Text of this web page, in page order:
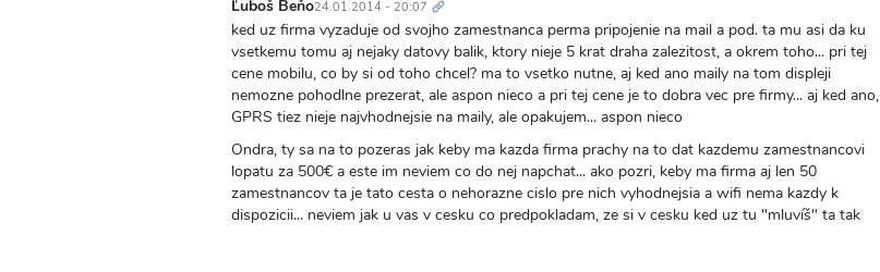
Ľuboš Beňo24.01.2014 - 20:07
ked uz firma vyzaduje od svojho zamestnanca perma pripojenie na mail a pod. ta mu asi da ku
vsetkemu tomu aj nejaky datovy balik, ktory nieje 5 krat draha zalezitost, a okrem toho... pri tej
cene mobilu, co by si od toho chcel? ma to vsetko nutne, aj ked ano maily na tom displeji
nemozne pohodlne prezerat, ale aspon nieco a pri tej cene je to dobra vec pre firmy... aj ked ano,
GPRS tiez nieje najvhodnejsie na maily, ale opakujem... aspon nieco
Ondra, ty sa na to pozeras jak keby ma kazda firma prachy na to dat kazdemu zamestnancovi
lopatu za 500€ a este im neviem co do nej napchat... ako pozri, keby ma firma aj len 50
zamestnancov ta je tato cesta o nehorazne cislo pre nich vyhodnejsia a wifi nema kazdy k
dispozicii... neviem jak u vas v cesku co predpokladam, ze si v cesku ked uz tu "mluvíš" ta tak